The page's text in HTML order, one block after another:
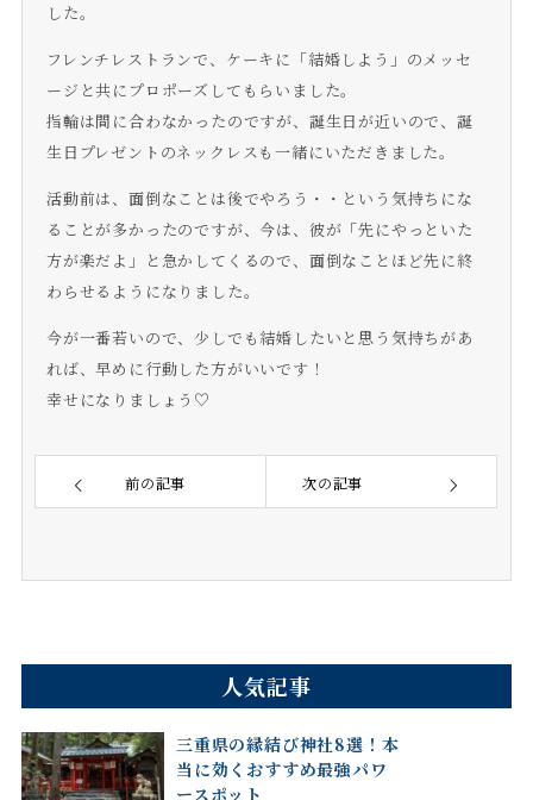
した。
フレンチレストランで、ケーキに「結婚しよう」のメッセ
ージと共にプロポーズしてもらいました。
指輪は間に合わなかったのですが、誕生日が近いので、誕
生日プレゼントのネックレスも一緒にいただきました。
活動前は、面倒なことは後でやろう・・という気持ちにな
ることが多かったのですが、今は、彼が「先にやっといた
方が楽だよ」と急かしてくるので、面倒なことほど先に終
わらせるようになりました。
今が一番若いので、少しでも結婚したいと思う気持ちがあ
れば、早めに行動した方がいいです！
幸せになりましょう♡
前の記事 次の記事
人気記事
三重県の縁結び神社8選！本
当に効くおすすめ最強パワ
ースポット